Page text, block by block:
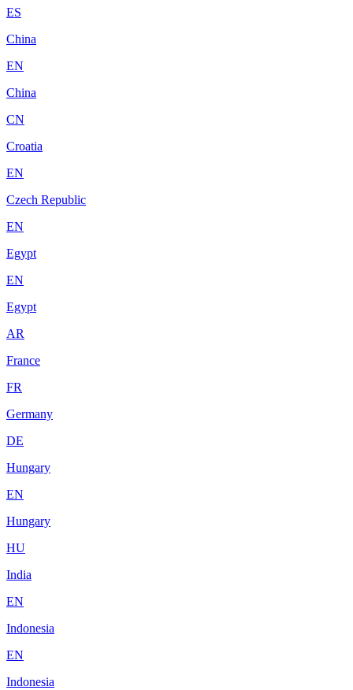
ES
China
EN
China
CN
Croatia
EN
Czech Republic
EN
Egypt
EN
Egypt
AR
France
FR
Germany
DE
Hungary
EN
Hungary
HU
India
EN
Indonesia
EN
Indonesia